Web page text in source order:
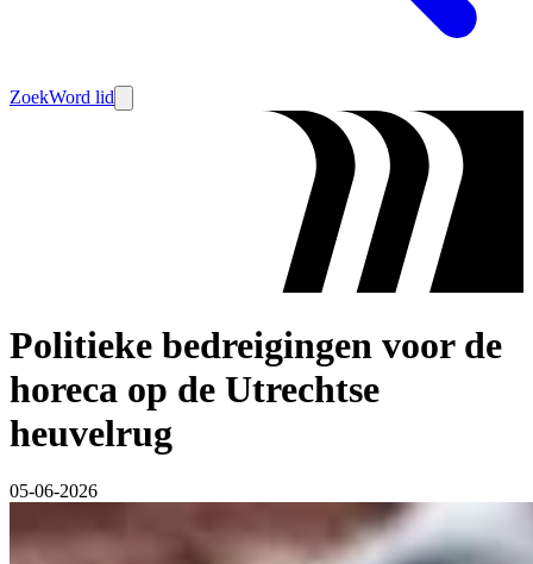
ZoekWord lid
Politieke bedreigingen voor de
horeca op de Utrechtse
heuvelrug
05-06-2026